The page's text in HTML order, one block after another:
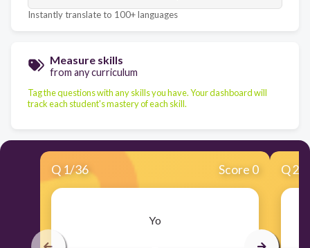
Instantly translate to 100+ languages
Measure skills
from any curriculum
Tag the questions with any skills you have. Your dashboard will
track each student's mastery of each skill.
Q 1/36 Score 0
Yo
Q2